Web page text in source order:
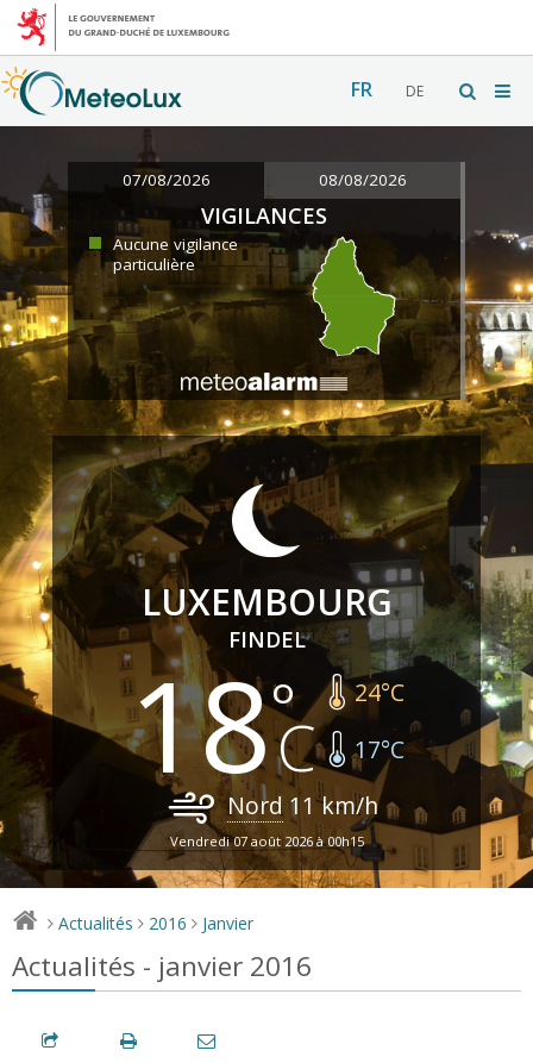
FR DE
07/08/2026 08/08/2026
VIGILANCES
Aucune vigilance
particulière
LUXEMBOURG
FINDEL
18 24°C
17°C
Nord 11km/h
Vendredi 07 août 2026 à 00h15
> Actualités > 2016 > Janvier
Actualités - janvier 2016